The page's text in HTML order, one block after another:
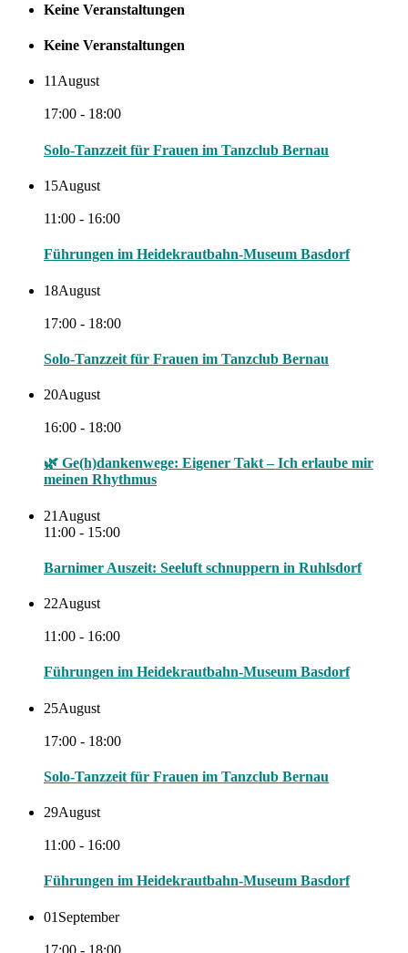
Keine Veranstaltungen
Keine Veranstaltungen
11August
17:00 - 18:00
Solo-Tanzzeit für Frauen im Tanzclub Bernau
15August
11:00 - 16:00
Führungen im Heidekrautbahn-Museum Basdorf
18August
17:00 - 18:00
Solo-Tanzzeit für Frauen im Tanzclub Bernau
20August
16:00 - 18:00
🌿 Ge(h)dankenwege: Eigener Takt – Ich erlaube mir
meinen Rhythmus
21 August
11:00 - 15:00
Barnimer Auszeit: Seeluft schnuppern in Ruhlsdorf
22August
11:00 - 16:00
Führungen im Heidekrautbahn-Museum Basdorf
25August
17:00 - 18:00
Solo-Tanzzeit für Frauen im Tanzclub Bernau
29August
11:00 - 16:00
Führungen im Heidekrautbahn-Museum Basdorf
01 September
17:00 - 18:00